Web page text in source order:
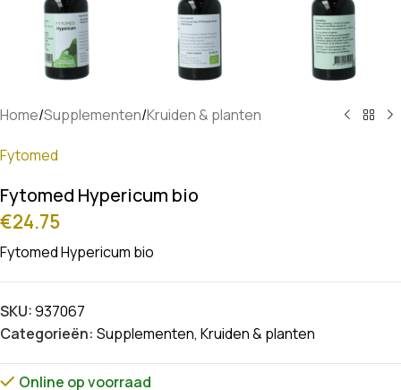
Home/Supplementen/Kruiden & planten
Fytomed
Fytomed Hypericum bio
€24.75
Fytomed Hypericum bio
SKU:937067
Categorieën: Supplementen, Kruiden & planten
Online op voorraad